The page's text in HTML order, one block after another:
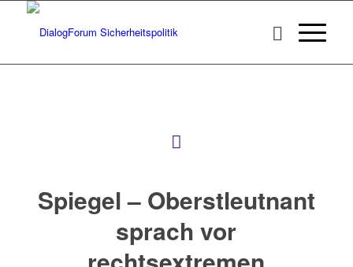
Spiegel – Oberstleutnant
sprach vor